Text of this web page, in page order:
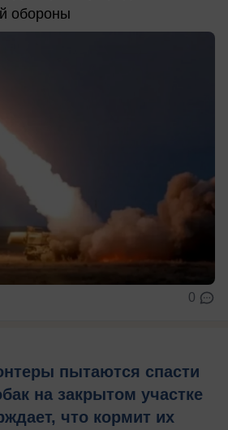
обороны
0
пытаются спасти
на закрытом участке
что кормит их